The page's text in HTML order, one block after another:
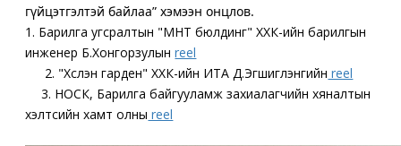
гүйцэтгэлтэй байлаа” хэмээн онцлов.
1. Барилга угсралтын "МНТ бюлдинг" ХХК-ийн барилгын
инженер Б.Хонгорзулынreel
2. "Хүслэн гарден" ХХК-ийн ИТА Д.Эгшиглэнгийн reel
3. НОСК, Барилга байгууламж захиалагчийн хяналтын
хэлтсийн хамт олны reel